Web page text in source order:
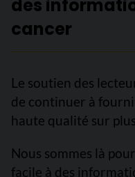
des
cancer
Le soutien des
de continuer à
haute qualité sur
Nous sommes là
facile à des